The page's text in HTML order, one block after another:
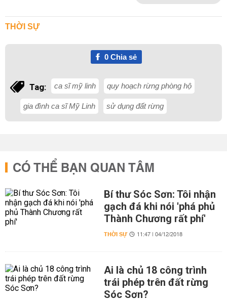
THỜI SỰ
0Chia sẻ
Tag: ca sĩ mỹ linh quy hoạch rừng phòng hộ
gia đình ca sĩ Mỹ Linh sử dụng đất rừng
CÓ THỂ BẠN QUAN TÂM
Bí thư Sóc Sơn: Tôi nhận
gạch đá khi nói 'phá phủ
Thành Chương rất phí'
THỜI SỰ 11:47 | 04/12/2018
Ai là chủ 18 công trình
trái phép trên đất rừng
Sóc Sơn?